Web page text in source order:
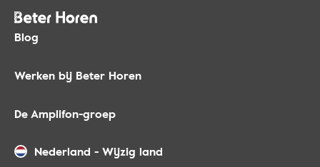
Blog
Werken bij Beter Horen
De Amplifon-groep
Nederland - Wijzig land